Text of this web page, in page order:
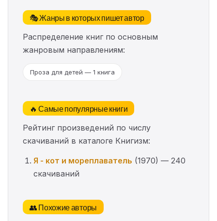
🎭 Жанры в которых пишет автор
Распределение книг по основным
жанровым направлениям:
Проза для детей — 1 книга
🔥 Самые популярные книги
Рейтинг произведений по числу
скачиваний в каталоге Книгизм:
Я - кот и мореплаватель (1970) — 240
скачиваний
👥 Похожие авторы